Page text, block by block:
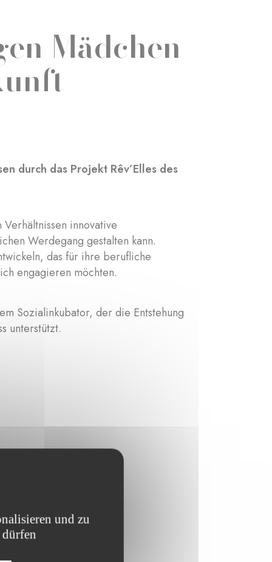
Mädchen
durch das Projekt Rêv’Elles des
innovative
Werdegang gestalten kann.
das für ihre berufliche
engagieren möchten.
Sozialinkubator, der die Entstehung
unterstützt.
und zu
dürfen